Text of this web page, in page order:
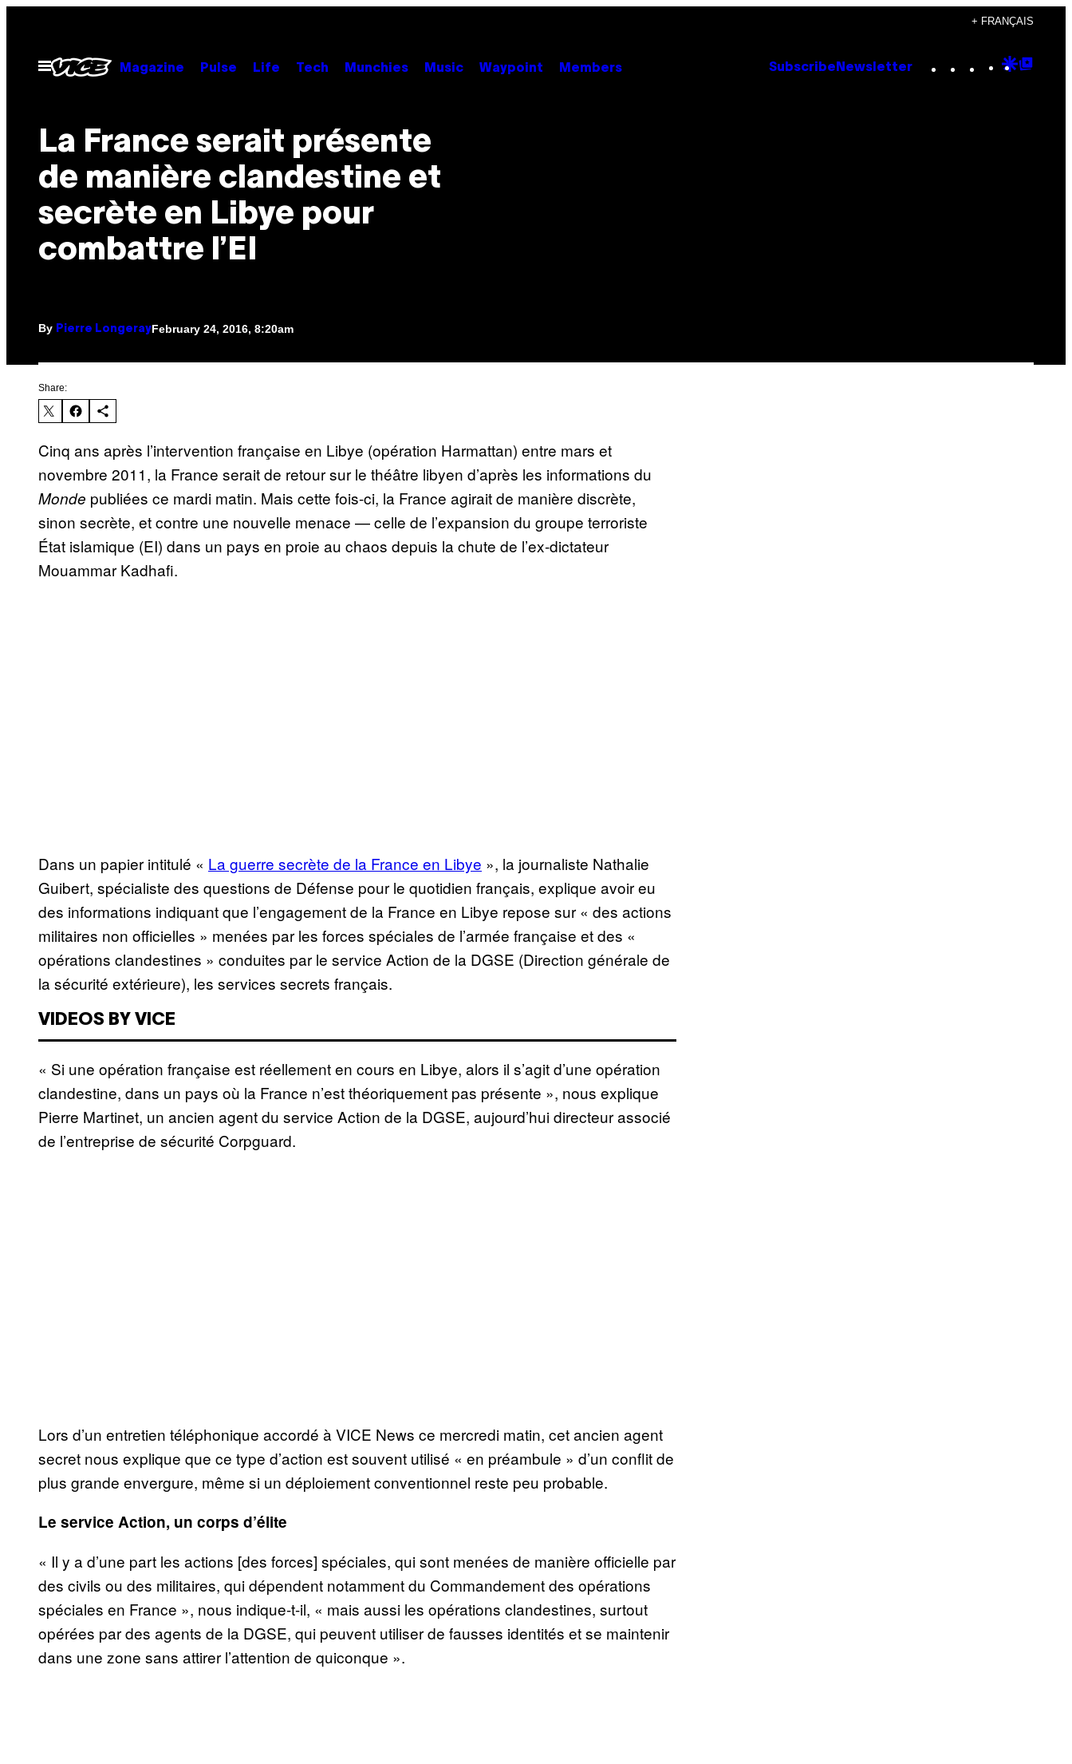
content
+ FRANÇAIS
Open
Menu
Magazine Pulse Life Tech Munchies Music Waypoint Members Subscribe Newsletter Instagram
TikTok
YouTube
Google
La France serait présente
de manière clandestine et
secrète en Libye pour
combattre l’EI
By Pierre LongerayFebruary 24, 2016, 8:20am
Share:
Cinq ans après l’intervention française en Libye (opération Harmattan) entre mars et
novembre 2011, la France serait de retour sur le théâtre libyen d’après les informations du
Monde publiées ce mardi matin. Mais cette fois-ci, la France agirait de manière discrète,
sinon secrète, et contre une nouvelle menace — celle de l’expansion du groupe terroriste
État islamique (EI) dans un pays en proie au chaos depuis la chute de l’ex-dictateur
Mouammar Kadhafi.
Dans un papier intitulé « La guerre secrète de la France en Libye », la journaliste Nathalie
Guibert, spécialiste des questions de Défense pour le quotidien français, explique avoir eu
des informations indiquant que l’engagement de la France en Libye repose sur « des actions
militaires non officielles » menées par les forces spéciales de l’armée française et des «
opérations clandestines » conduites par le service Action de la DGSE (Direction générale de
la sécurité extérieure), les services secrets français.
VIDEOS BY VICE
« Si une opération française est réellement en cours en Libye, alors il s’agit d’une opération
clandestine, dans un pays où la France n’est théoriquement pas présente », nous explique
Pierre Martinet, un ancien agent du service Action de la DGSE, aujourd’hui directeur associé
de l’entreprise de sécurité Corpguard.
Lors d’un entretien téléphonique accordé à VICE News ce mercredi matin, cet ancien agent
secret nous explique que ce type d’action est souvent utilisé « en préambule » d’un conflit de
plus grande envergure, même si un déploiement conventionnel reste peu probable.
Le service Action, un corps d’élite
« Il y a d’une part les actions [des forces] spéciales, qui sont menées de manière officielle par
des civils ou des militaires, qui dépendent notamment du Commandement des opérations
spéciales en France », nous indique-t-il, « mais aussi les opérations clandestines, surtout
opérées par des agents de la DGSE, qui peuvent utiliser de fausses identités et se maintenir
dans une zone sans attirer l’attention de quiconque ».